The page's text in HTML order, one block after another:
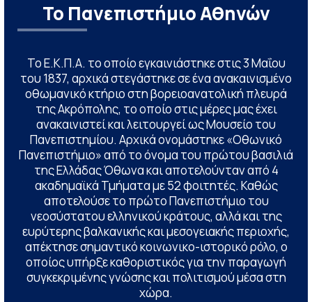
Το Πανεπιστήμιο Αθηνών
Το Ε.Κ.Π.Α. το οποίο εγκαινιάστηκε στις 3 Μαΐου
του 1837, αρχικά στεγάστηκε σε ένα ανακαινισμένο
οθωμανικό κτήριο στη βορειοανατολική πλευρά
της Ακρόπολης, το οποίο στις μέρες μας έχει
ανακαινιστεί και λειτουργεί ως Μουσείο του
Πανεπιστημίου. Αρχικά ονομάστηκε «Οθωνικό
Πανεπιστήμιο» από το όνομα του πρώτου βασιλιά
της Ελλάδας Όθωνα και αποτελούνταν από 4
ακαδημαϊκά Τμήματα με 52 φοιτητές. Καθώς
αποτελούσε το πρώτο Πανεπιστήμιο του
νεοσύστατου ελληνικού κράτους, αλλά και της
ευρύτερης βαλκανικής και μεσογειακής περιοχής,
απέκτησε σημαντικό κοινωνικο-ιστορικό ρόλο, ο
οποίος υπήρξε καθοριστικός για την παραγωγή
συγκεκριμένης γνώσης και πολιτισμού μέσα στη
χώρα.